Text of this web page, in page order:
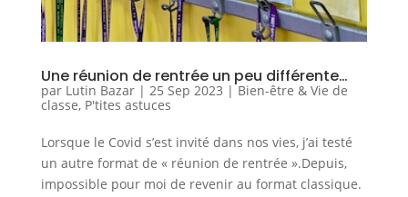
Une réunion de rentrée un peu différente…
par Lutin Bazar| 25 Sep 2023 |Bien-être & Vie de
classe, P'tites astuces
Lorsque le Covid s’est invité dans nos vies, j’ai testé
un autre format de « réunion de rentrée ».Depuis,
impossible pour moi de revenir au format classique.